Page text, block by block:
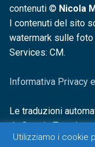
contenuti © Nicola
I contenuti del sito
watermark sulle
Services: CM.
Informativa Privacy
Le traduzioni
da Google Translate
controllate.
Utilizziamo i cookie